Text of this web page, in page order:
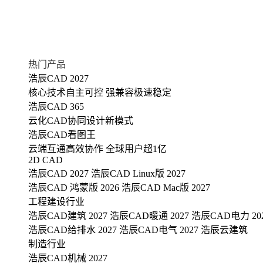
热门产品
浩辰CAD 2027
核心技术自主可控 强兼容极速稳定
浩辰CAD 365
云化CAD协同设计新模式
浩辰CAD看图王
云端互通高效协作 全球用户超1亿
2D CAD
浩辰CAD 2027 浩辰CAD Linux版 2027
浩辰CAD 鸿蒙版 2026 浩辰CAD Mac版 2027
工程建设行业
浩辰CAD建筑 2027 浩辰CAD暖通 2027 浩辰CAD电力
浩辰CAD给排水 2027 浩辰CAD电气 2027 浩辰云建筑
制造行业
浩辰CAD机械 2027